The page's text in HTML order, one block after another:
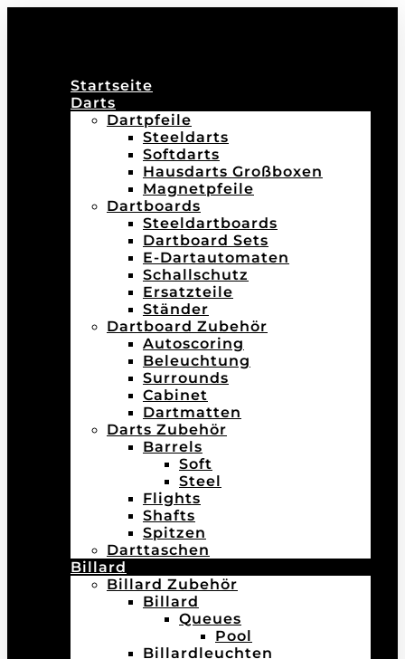
Startseite
Darts
Dartpfeile
Steeldarts
Softdarts
Hausdarts Großboxen
Magnetpfeile
Dartboards
Steeldartboards
Dartboard Sets
E-Dartautomaten
Schallschutz
Ersatzteile
Ständer
Dartboard Zubehör
Autoscoring
Beleuchtung
Surrounds
Cabinet
Dartmatten
Darts Zubehör
Barrels
Soft
Steel
Flights
Shafts
Spitzen
Darttaschen
Billard
Billard Zubehör
Billard
Queues
Pool
Billardleuchten